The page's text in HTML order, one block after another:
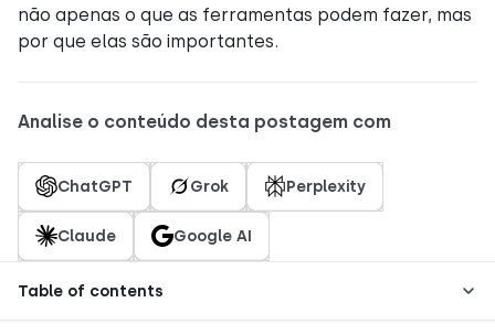
Table of contents
não apenas o que as ferramentas podem fazer, mas
por que elas são importantes.
Analise o conteúdo desta postagem com
ChatGPT Grok Perplexity
Claude Google AI